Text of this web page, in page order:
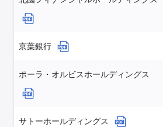
京葉銀行
ポーラ・オルビスホールディングス
サトーホールディングス